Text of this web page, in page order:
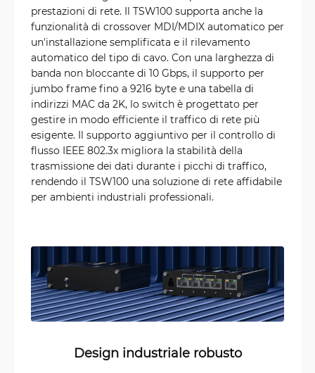
prestazioni di rete. Il TSW100 supporta anche la
funzionalità di crossover MDI/MDIX automatico per
un'installazione semplificata e il rilevamento
automatico del tipo di cavo. Con una larghezza di
banda non bloccante di 10 Gbps, il supporto per
jumbo frame fino a 9216 byte e una tabella di
indirizzi MAC da 2K, lo switch è progettato per
gestire in modo efficiente il traffico di rete più
esigente. Il supporto aggiuntivo per il controllo di
flusso IEEE 802.3x migliora la stabilità della
trasmissione dei dati durante i picchi di traffico,
rendendo il TSW100 una soluzione di rete affidabile
per ambienti industriali professionali.
Design industriale robusto